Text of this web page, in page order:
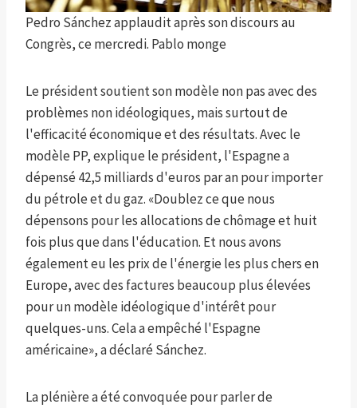
Pedro Sánchez applaudit après son discours au
Congrès, ce mercredi. Pablo monge
Le président soutient son modèle non pas avec des
problèmes non idéologiques, mais surtout de
l'efficacité économique et des résultats. Avec le
modèle PP, explique le président, l'Espagne a
dépensé 42,5 milliards d'euros par an pour importer
du pétrole et du gaz. «Doublez ce que nous
dépensons pour les allocations de chômage et huit
fois plus que dans l'éducation. Et nous avons
également eu les prix de l'énergie les plus chers en
Europe, avec des factures beaucoup plus élevées
pour un modèle idéologique d'intérêt pour
quelques-uns. Cela a empêché l'Espagne
américaine», a déclaré Sánchez.
La plénière a été convoquée pour parler de